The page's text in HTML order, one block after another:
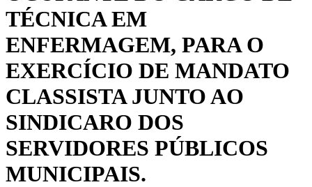
TÉCNICA EM
ENFERMAGEM, PARA O
EXERCÍCIO DE MANDATO
CLASSISTA JUNTO AO
SINDICARO DOS
SERVIDORES PÚBLICOS
MUNICIPAIS.